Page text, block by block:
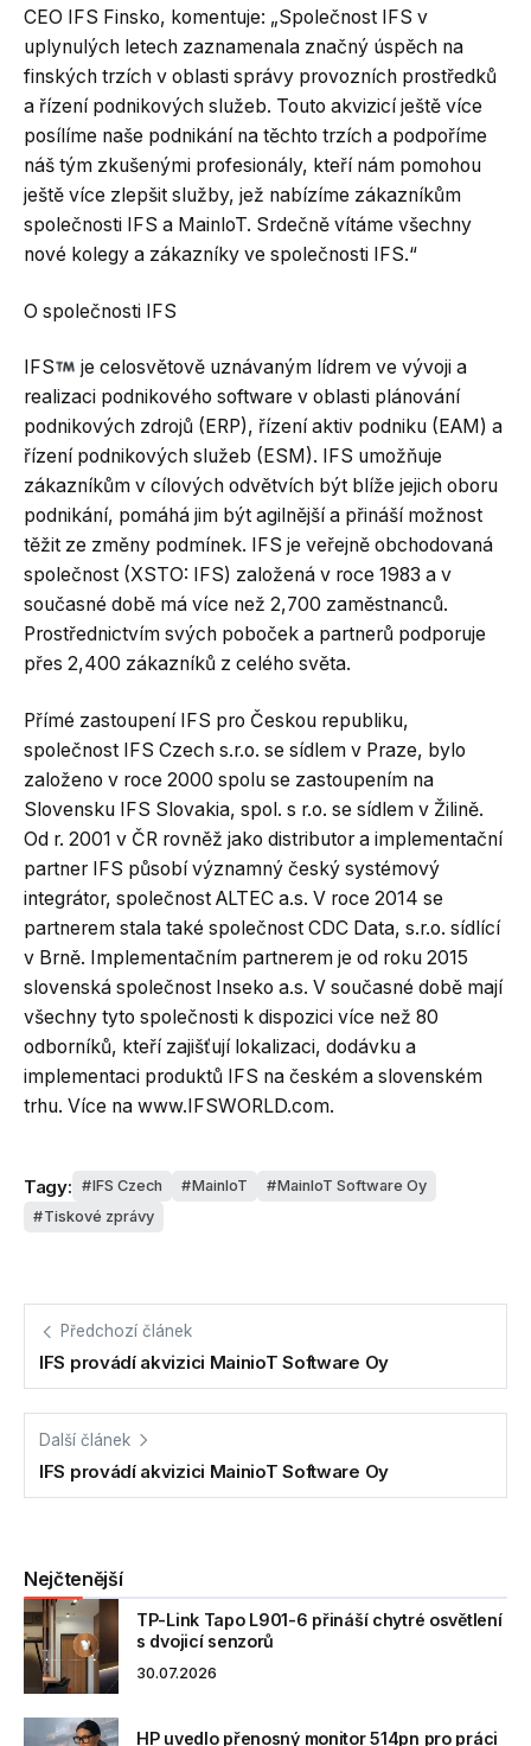
CEO IFS Finsko, komentuje: „Společnost IFS v
uplynulých letech zaznamenala značný úspěch na
finských trzích v oblasti správy provozních prostředků
a řízení podnikových služeb. Touto akvizicí ještě více
posílíme naše podnikání na těchto trzích a podpoříme
náš tým zkušenými profesionály, kteří nám pomohou
ještě více zlepšit služby, jež nabízíme zákazníkům
společnosti IFS a MainloT. Srdečně vítáme všechny
nové kolegy a zákazníky ve společnosti IFS.“
O společnosti IFS
IFS
je celosvětově uznávaným lídrem ve vývoji a
realizaci podnikového software v oblasti plánování
podnikových zdrojů (ERP), řízení aktiv podniku (EAM) a
řízení podnikových služeb (ESM). IFS umožňuje
zákazníkům v cílových odvětvích být blíže jejich oboru
podnikání, pomáhá jim být agilnější a přináší možnost
těžit ze změny podmínek. IFS je veřejně obchodovaná
společnost (XSTO: IFS) založená v roce 1983 a v
současné době má více než 2,700 zaměstnanců.
Prostřednictvím svých poboček a partnerů podporuje
přes 2,400 zákazníků z celého světa.
Přímé zastoupení IFS pro Českou republiku,
společnost IFS Czech s.r.o. se sídlem v Praze, bylo
založeno v roce 2000 spolu se zastoupením na
Slovensku IFS Slovakia, spol. s r.o. se sídlem v Žilině.
Od r. 2001 v ČR rovněž jako distributor a implementační
partner IFS působí významný český systémový
integrátor, společnost ALTEC a.s. V roce 2014 se
partnerem stala také společnost CDC Data, s.r.o. sídlící
v Brně. Implementačním partnerem je od roku 2015
slovenská společnost Inseko a.s. V současné době mají
všechny tyto společnosti k dispozici více než 80
odborníků, kteří zajišťují lokalizaci, dodávku a
implementaci produktů IFS na českém a slovenském
trhu. Více na www.IFSWORLD.com.
Tagy: IFS Czech MainIoT
MainIoT Software Oy
Tiskové zprávy
Předchozí článek
IFS provádí akvizici MainioT Software Oy
Další článek
IFS provádí akvizici MainioT Software Oy
Nejčtenější
TP-Link Tapo L901-6 přináší chytré osvětlení
s dvojicí senzorů
30.07.2026
HP uvedlo přenosný monitor 514pn pro práci